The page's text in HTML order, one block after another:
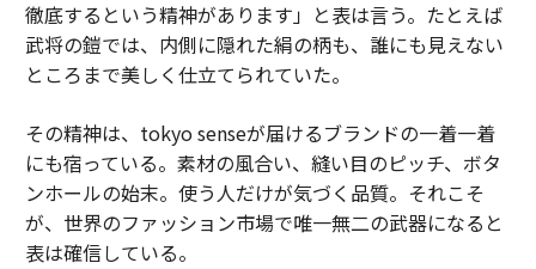
徹底するという精神があります」と表は言う。たとえば
武将の鎧では、内側に隠れた絹の柄も、誰にも見えない
ところまで美しく仕立てられていた。
その精神は、tokyo senseが届けるブランドの一着一着
にも宿っている。素材の風合い、縫い目のピッチ、ボタ
ンホールの始末。使う人だけが気づく品質。それこそ
が、世界のファッション市場で唯一無二の武器になると
表は確信している。